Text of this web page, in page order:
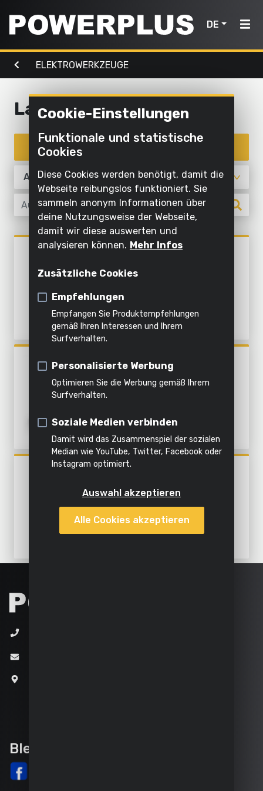
DE
Elektrowerkzeuge
bohren
Sägen und
ablängen
Schleifen
Schleifen
Werkzeuge
Gartenmaschinen
Außenreinigung
Mähen
und
Sägen
Rasen
und
Boden
Häckseln
Alle
Gartengeräte
Licht &
Wasser
Wasser
Aufpumpen
und
ablassen
Pumpen
Alles in
dieser
ELEKTROWERKZEUGE
Home
Produkte
Elektrowerkzeuge
Gartenmaschinen
Luft,
Licht
&
Wasser
Produkte
Inspiration
Mein
Powerplus
Ein
registrieren
Laubsägen
Elektrowerkzeuge
Stichsäge
Bandsäge
POWX1800
POWX195
DEKUPIERSÄGE 120W - 2
ACC.
Bleib auf dem Laufenden
Cookie-Einstellungen
Funktionale und statistische
Cookies
Diese Cookies werden benötigt, damit die
Webseite reibungslos funktioniert. Sie
sammeln anonym Informationen über
deine Nutzungsweise der Webseite,
damit wir diese auswerten und
analysieren können. Mehr Infos
Zusätzliche Cookies
Empfehlungen
Empfangen Sie Produktempfehlungen
gemäß Ihren Interessen und Ihrem
Surfverhalten.
Personalisierte Werbung
Optimieren Sie die Werbung gemäß Ihrem
Surfverhalten.
Soziale Medien verbinden
Damit wird das Zusammenspiel der sozialen
Median wie YouTube, Twitter, Facebook oder
Instagram optimiert.
Auswahl akzeptieren
Alle Cookies akzeptieren